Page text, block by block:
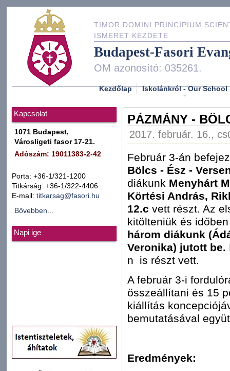
TIMOR DOMINI PRINCIPIUM
ISMERET KEZDETE
Budapest-Fasori
OM azonosító: 035261.
Kezdőlap Iskolánkról - Our School
Kapcsolat
1071 Budapest,
Városligeti fasor 17-21.
Adószám: 19011383-2-42
Porta: +36-1/321-1200
Titkárság: +36-1/322-4406
E-mail: titkarsag@fasori.hu
Bővebben...
Napi ige
PÁZMÁNY -
2017. február. 16.,
Február 3-án
Bölcs - Ész -
diákunk Menyhárt
Körtési András,
12.c vett részt. Az
kitölteniük és
három diákunk
Veronika) jutott be.
n is részt vett.
A február 3-i
összeállítani és 15
kiállítás
bemutatásával
Eredmények: